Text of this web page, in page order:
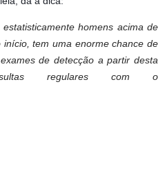
homens acima de
tem uma enorme chance de
de detecção a partir desta
regulares com o